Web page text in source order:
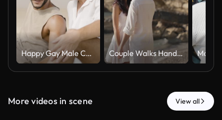
Happy Gay Male Couple Enjoying a Relaxing Day Together at the Beach Couple Walks Hand In Hand After Meeting On Rocky Shore, Cinematic
More videos in scene View all